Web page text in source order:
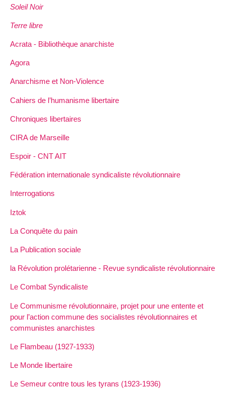
Soleil Noir
Terre libre
Acrata - Bibliothèque anarchiste
Agora
Anarchisme et Non-Violence
Cahiers de l’humanisme libertaire
Chroniques libertaires
CIRA de Marseille
Espoir - CNT AIT
Fédération internationale syndicaliste révolutionnaire
Interrogations
Iztok
La Conquête du pain
La Publication sociale
la Révolution prolétarienne - Revue syndicaliste révolutionnaire
Le Combat Syndicaliste
Le Communisme révolutionnaire, projet pour une entente et
pour l’action commune des socialistes révolutionnaires et
communistes anarchistes
Le Flambeau (1927-1933)
Le Monde libertaire
Le Semeur contre tous les tyrans (1923-1936)